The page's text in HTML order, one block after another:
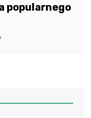
popularnego